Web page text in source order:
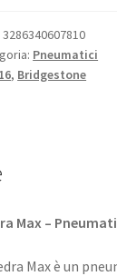
3286340607810
Pneumatici
16, Bridgestone
Max –
Max è un